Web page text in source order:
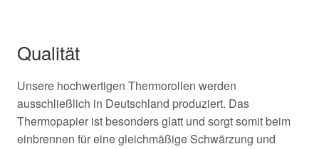
Qualität
Unsere hochwertigen Thermorollen werden
ausschließlich in Deutschland produziert. Das
Thermopapier ist besonders glatt und sorgt somit beim
einbrennen für eine gleichmäßige Schwärzung und